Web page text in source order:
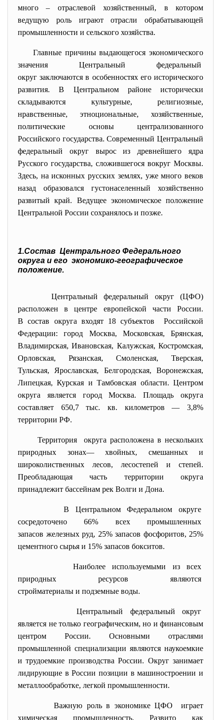
много – отраслевой хозяйственный, в котором
ведущую роль играют отрасли обрабатывающей
промышленности и сельского хозяйства.
Главные причины выдающегосяэкономического
значения Центральный федеральный
округ заключаются в особенностях его исторического
развития. В Центральном районе исторически
складываются культурные, религиозные,
нравственные, этноциональные, хозяйственные,
политические основы централизованного
Российского государства. Современный Центральный
федеральный округ вырос из древнейшего ядра
Русского государства, сложившегося вокруг Москвы.
Здесь, на исконных русских землях, уже много веков
назад образовался густонаселенный хозяйственно
развитый край. Ведущее экономическое положение
Центральной России сохранялось и позже.
1.Состав Центрального Федерального
округа и его экономико-географическое
положение.
Центральный федеральный округ (ЦФО)
расположен в центре европейской части России.
В состав округа входят 18 субъектов Российской
Федерации: город Москва, Московская, Брянская,
Владимирская, Ивановская, Калужская, Костромская,
Орловская, Рязанская, Смоленская, Тверская,
Тульская, Ярославская, Белгородская, Воронежская,
Липецкая, Курская и Тамбовская области. Центром
округа является город Москва. Площадь округа
составляет 650,7 тыс. кв. километров — 3,8%
территории РФ.
Территория округа расположена в нескольких
природных зонах— хвойных, смешанных и
широколиственных лесов, лесостепей и степей.
Преобладающая часть территории округа
принадлежит бассейнам рек Волги и Дона.
В Центральном Федеральном округе
сосредоточено 66% всех промышленных
запасов железных руд, 25% запасов фосфоритов, 25%
цементного сырья и 15% запасов бокситов.
Наиболее используемыми извсех
природных ресурсов являются
стройматериалы и подземные воды.
Центральный федеральный округ
является не только географическим, но и финансовым
центром России. Основными отраслями
промышленной специализации являются наукоемкие
и трудоемкие производства России. Округ занимает
лидирующие в России позиции в машиностроении и
металлообработке, легкой промышленности.
Важную роль в экономике ЦФО играет
химическая промышленность. Развито как